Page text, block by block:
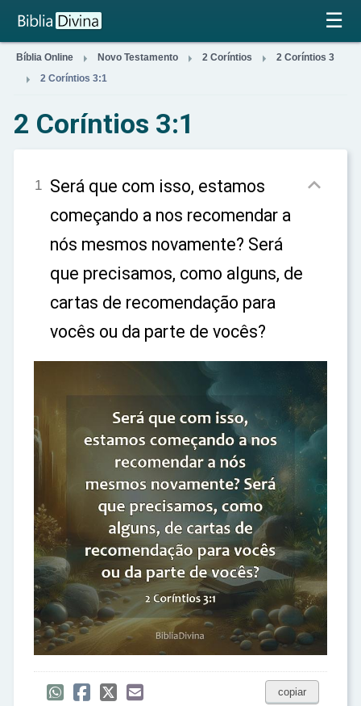
×
☰
Bíblia Online  Novo Testamento  2 Coríntios  2 Coríntios 3
 2 Coríntios 3:1
2 Coríntios 3:1
1 Será que com isso, estamos
começando a nos recomendar a
nós mesmos novamente? Será
que precisamos, como alguns, de
cartas de recomendação para
vocês ou da parte de vocês?

copiar